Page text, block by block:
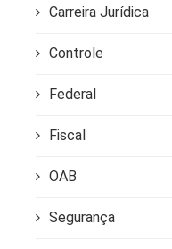
Carreira Jurídica
Controle
Federal
Fiscal
OAB
Segurança